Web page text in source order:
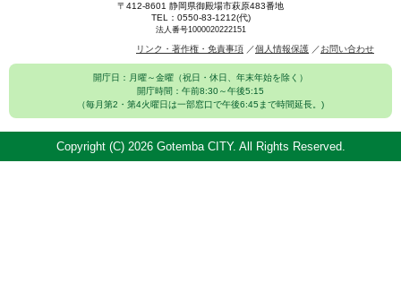
〒412-8601 静岡県御殿場市萩原483番地
TEL：0550-83-1212(代)
法人番号1000020222151
リンク・著作権・免責事項 個人情報保護 お問い合わせ
開庁日：月曜～金曜（祝日・休日、年末年始を除く）
開庁時間：午前8:30～午後5:15
（毎月第2・第4火曜日は一部窓口で午後6:45まで時間延長。)
Copyright (C) 2026 Gotemba CITY. All Rights Reserved.